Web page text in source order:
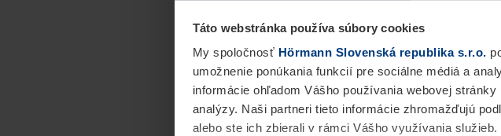
Táto webstránka používa súbory cookies
My spoločnosť Hörmann Slovenská republika s.r.o.
umožnenie ponúkania funkcií pre sociálne médiá a
informácie ohľadom Vášho používania webovej
analýzy. Naši partneri tieto informácie zhromažďujú
alebo ste ich zbierali v rámci Vášho využívania služieb.